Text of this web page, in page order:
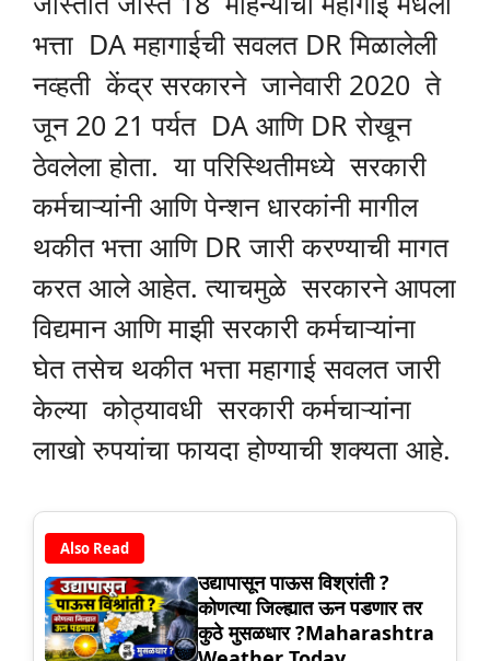
भत्ता DA महागाईची सवलत DR मिळालेली
नव्हती केंद्र सरकारने जानेवारी 2020 ते
जून 20 21 पर्यत DA आणि DR रोखून
ठेवलेला होता. या परिस्थितीमध्ये सरकारी
कर्मचाऱ्यांनी आणि पेन्शन धारकांनी मागील
थकीत भत्ता आणि DR जारी करण्याची मागत
करत आले आहेत. त्याचमुळे सरकारने आपला
विद्यमान आणि माझी सरकारी कर्मचाऱ्यांना
घेत तसेच थकीत भत्ता महागाई सवलत जारी
केल्या कोठ्यावधी सरकारी कर्मचाऱ्यांना
लाखो रुपयांचा फायदा होण्याची शक्यता आहे.
Also Read
उद्यापासून पाऊस विश्रांती ?
कोणत्या जिल्ह्यात ऊन पडणार तर
कुठे मुसळधार ?Maharashtra